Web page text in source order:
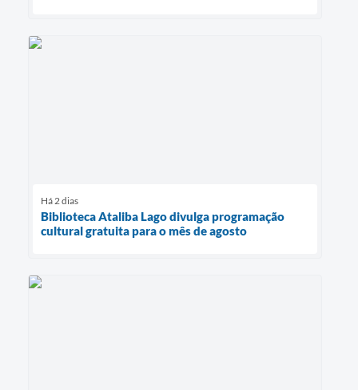
Há 2 dias
Biblioteca Ataliba Lago divulga programação
cultural gratuita para o mês de agosto